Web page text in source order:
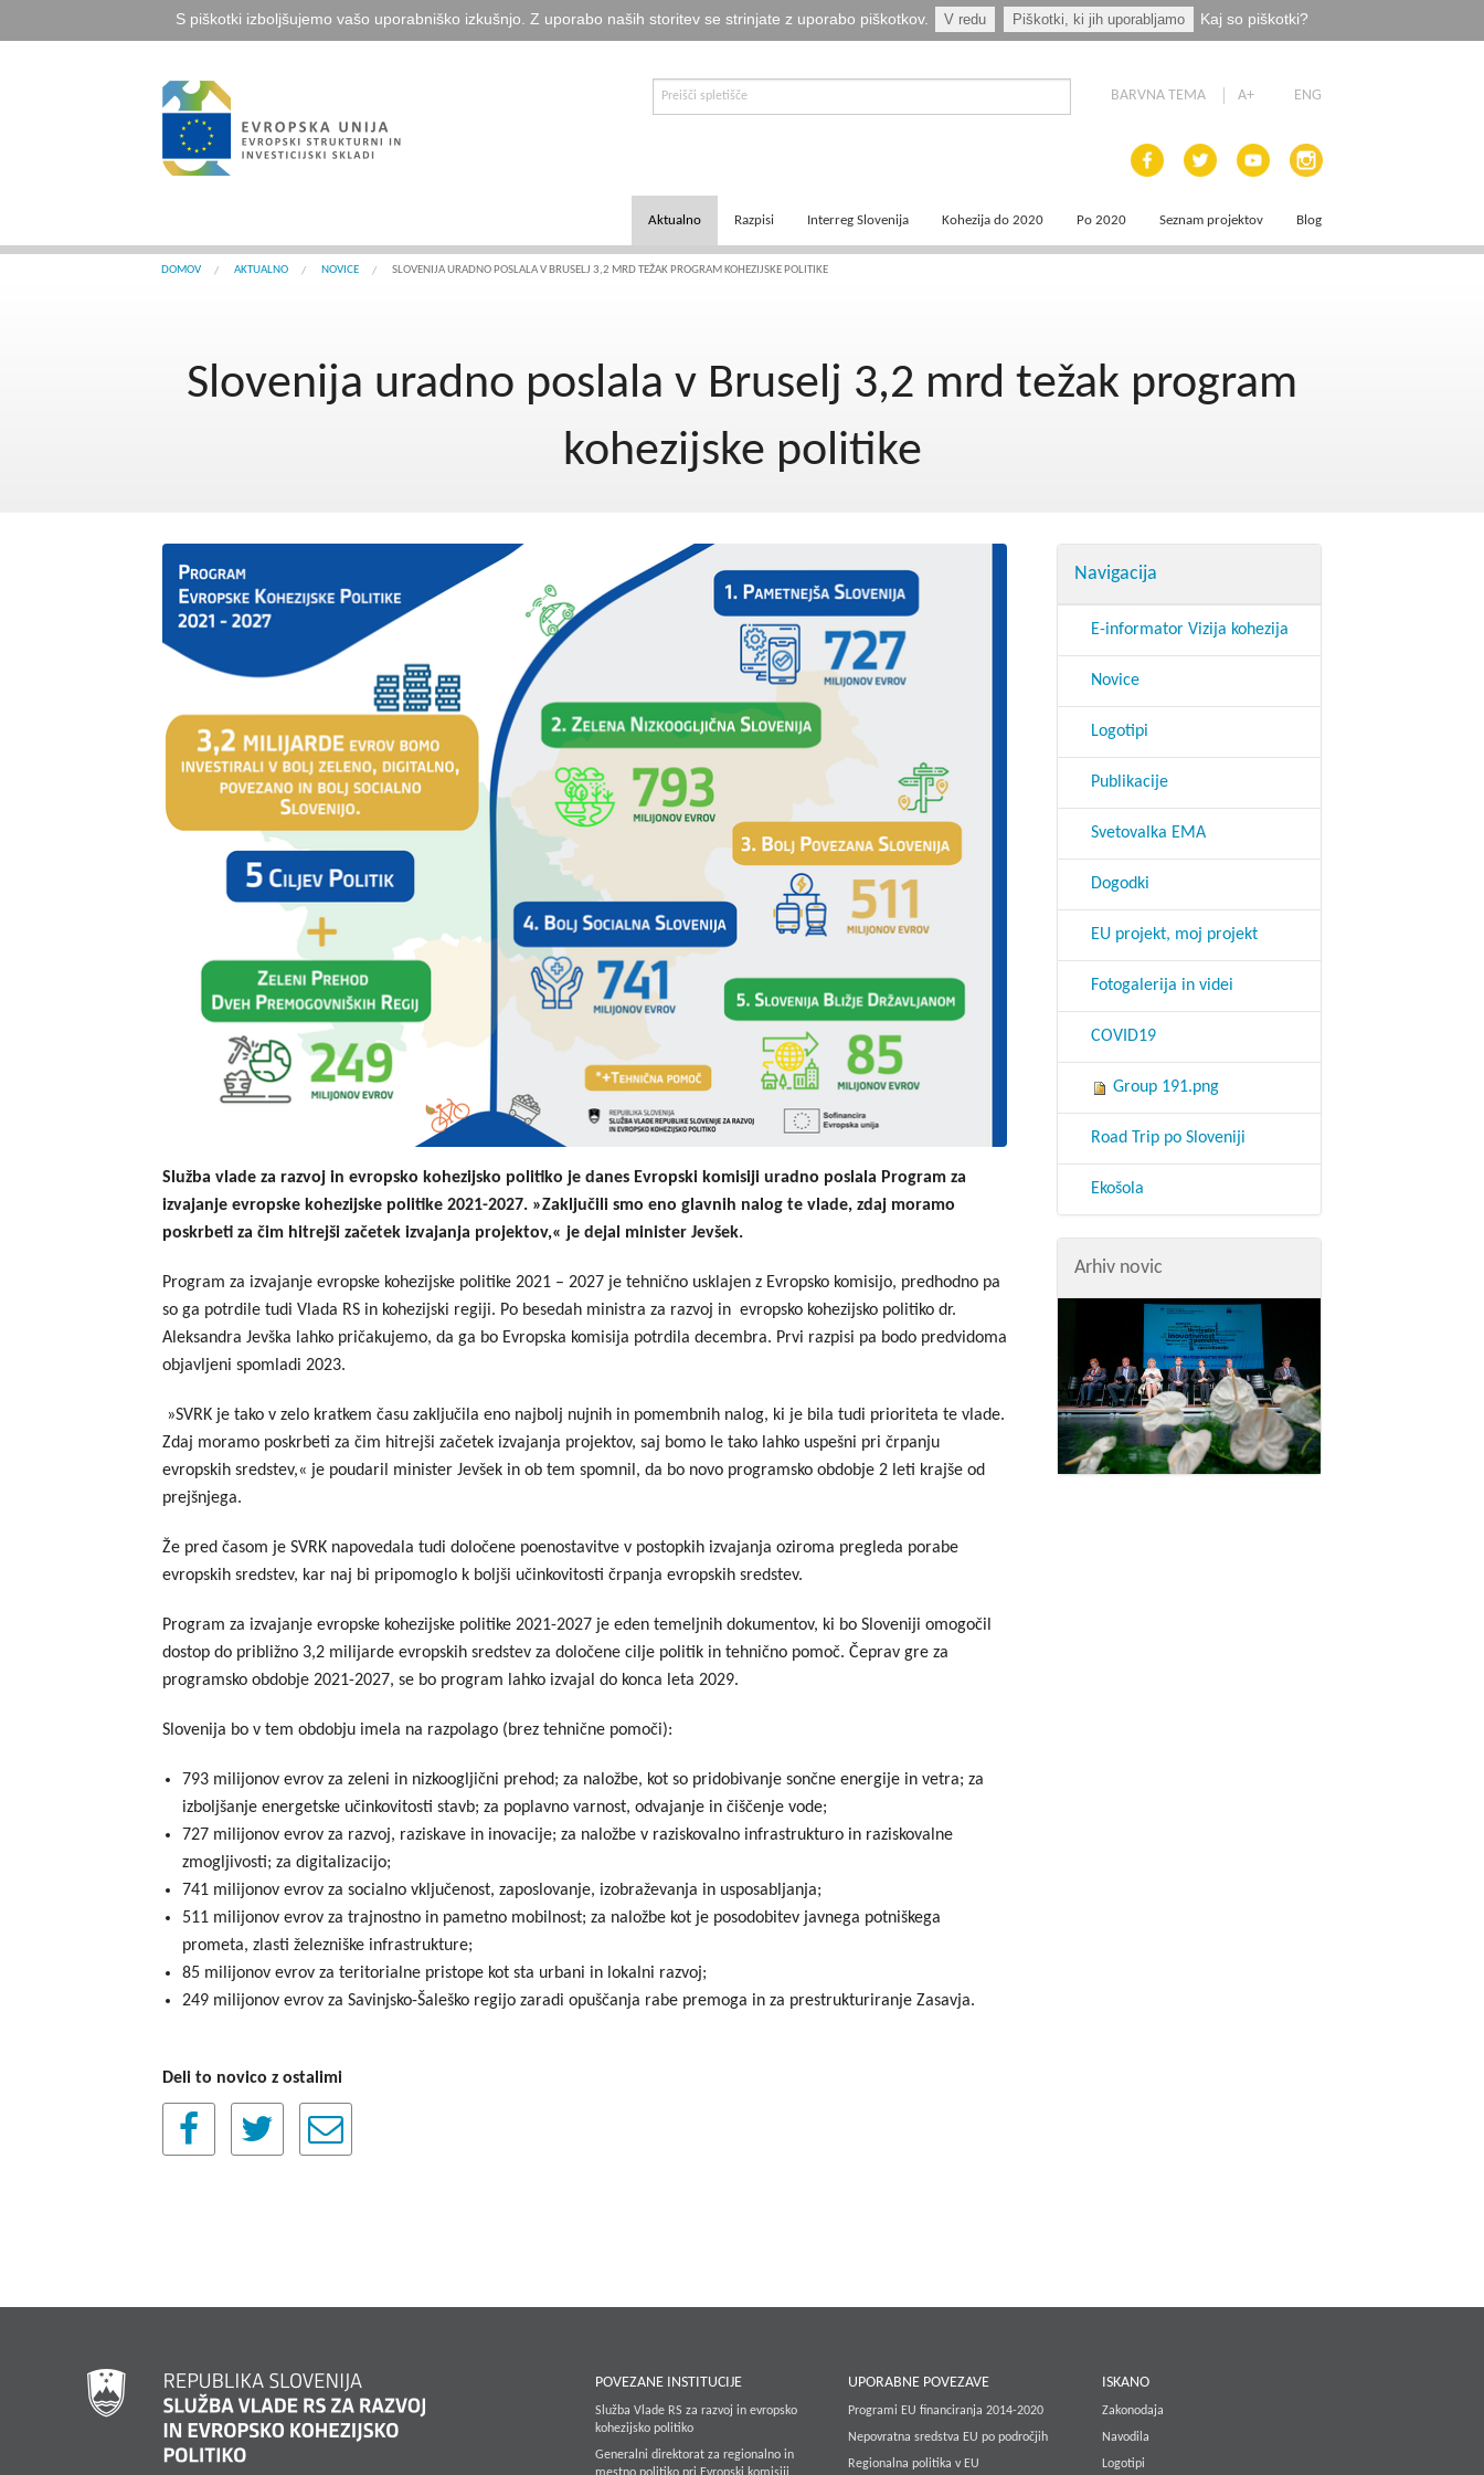
S piškotki izboljšujemo vašo uporabniško izkušnjo. Z uporabo naših storitev se strinjate z uporabo piškotkov. V redu Piškotki, ki jih uporabljamo Kaj so piškotki?
BARVNA TEMA A+ ENG
Aktualno
E-informator Vizija kohezija
Svetovalka EMA
EU projekt, moj projekt
Fotogalerija in videi
Road Trip po Sloveniji
Ekošola
Razpisi
Aktualni razpisi
Napovedani razpisi
Interreg Slovenija
Čezmejno sodelovanje
Medregionalno sodelovanje
Kohezija do 2020 Po 2020 Seznam projektov Blog
DOMOV AKTUALNO NOVICE SLOVENIJA URADNO POSLALA V BRUSELJ 3,2 MRD TEŽAK PROGRAM KOHEZIJSKE POLITIKE
Slovenija uradno poslala v Bruselj 3,2 mrd težak program
kohezijske politike
Služba vlade za razvoj in evropsko kohezijsko politiko je danes Evropski komisiji uradno poslala Program za
izvajanje evropske kohezijske politike 2021-2027. »Zaključili smo eno glavnih nalog te vlade, zdaj moramo
poskrbeti za čim hitrejši začetek izvajanja projektov,« je dejal minister Jevšek.
Program za izvajanje evropske kohezijske politike 2021 – 2027 je tehnično usklajen z Evropsko komisijo, predhodno pa
so ga potrdile tudi Vlada RS in kohezijski regiji. Po besedah ministra za razvoj in evropsko kohezijsko politiko dr.
Aleksandra Jevška lahko pričakujemo, da ga bo Evropska komisija potrdila decembra. Prvi razpisi pa bodo predvidoma
objavljeni spomladi 2023.
»SVRK je tako v zelo kratkem času zaključila eno najbolj nujnih in pomembnih nalog, ki je bila tudi prioriteta te vlade.
Zdaj moramo poskrbeti za čim hitrejši začetek izvajanja projektov, saj bomo le tako lahko uspešni pri črpanju
evropskih sredstev,« je poudaril minister Jevšek in ob tem spomnil, da bo novo programsko obdobje 2 leti krajše od
prejšnjega.
Že pred časom je SVRK napovedala tudi določene poenostavitve v postopkih izvajanja oziroma pregleda porabe
evropskih sredstev, kar naj bi pripomoglo k boljši učinkovitosti črpanja evropskih sredstev.
Program za izvajanje evropske kohezijske politike 2021-2027 je eden temeljnih dokumentov, ki bo Sloveniji omogočil
dostop do približno 3,2 milijarde evropskih sredstev za določene cilje politik in tehnično pomoč. Čeprav gre za
programsko obdobje 2021-2027, se bo program lahko izvajal do konca leta 2029.
Slovenija bo v tem obdobju imela na razpolago (brez tehnične pomoči):
793 milijonov evrov za zeleni in nizkoogljični prehod; za naložbe, kot so pridobivanje sončne energije in vetra; za
izboljšanje energetske učinkovitosti stavb; za poplavno varnost, odvajanje in čiščenje vode;
727 milijonov evrov za razvoj, raziskave in inovacije; za naložbe v raziskovalno infrastrukturo in raziskovalne
zmogljivosti; za digitalizacijo;
741 milijonov evrov za socialno vključenost, zaposlovanje, izobraževanja in usposabljanja;
511 milijonov evrov za trajnostno in pametno mobilnost; za naložbe kot je posodobitev javnega potniškega
prometa, zlasti železniške infrastrukture;
85 milijonov evrov za teritorialne pristope kot sta urbani in lokalni razvoj;
249 milijonov evrov za Savinjsko-Šaleško regijo zaradi opuščanja rabe premoga in za prestrukturiranje Zasavja.
Deli to novico z ostalimi
Navigacija
E-informator Vizija kohezija
Novice
Logotipi
Publikacije
Svetovalka EMA
Dogodki
EU projekt, moj projekt
Fotogalerija in videi
COVID19
Group 191.png
Road Trip po Sloveniji
Ekošola
Arhiv novic
POVEZANE INSTITUCIJE
Služba Vlade RS za razvoj in evropsko
kohezijsko politiko
Generalni direktorat za regionalno in
UPORABNE POVEZAVE
Programi EU financiranja 2014-2020
Nepovratna sredstva EU po področjih
Regionalna politika v EU
ISKANO
Zakonodaja
Navodila
Logotipi